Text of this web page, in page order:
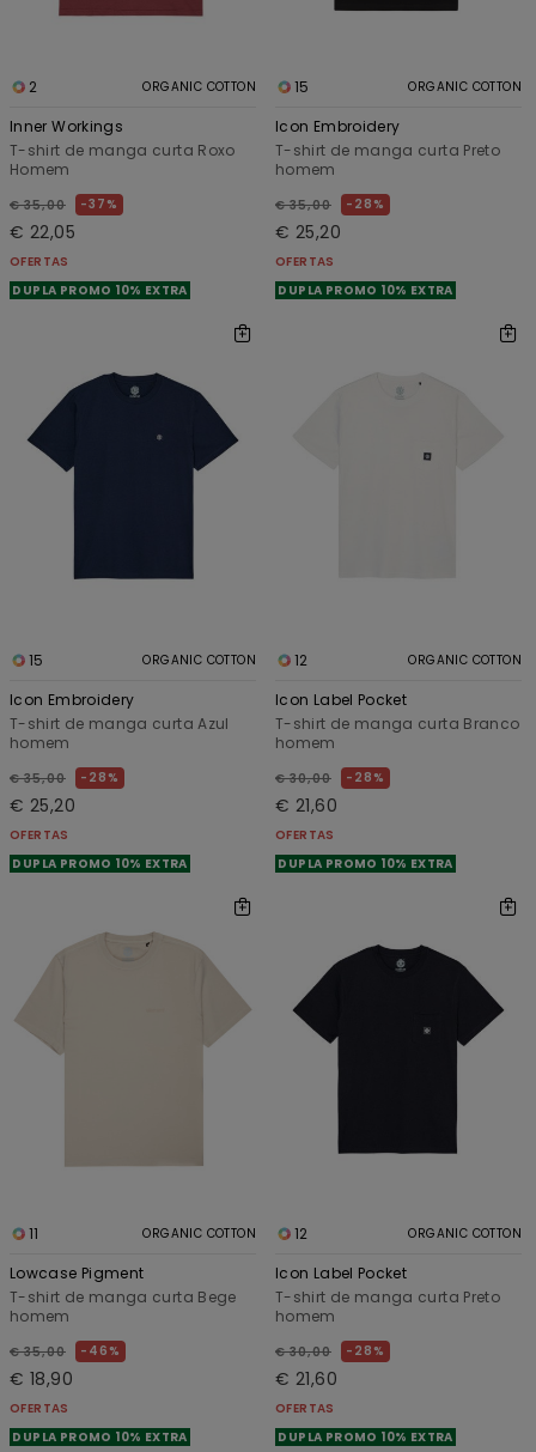
2 ORGANIC COTTON
Inner Workings
T-shirt de manga curta Roxo
Homem
€ 35,00 37%
€ 22,05
OFERTAS
DUPLA PROMO 10% EXTRA
15 ORGANIC COTTON
Icon Embroidery
T-shirt de manga curta Preto
homem
€ 35,00 28%
€ 25,20
OFERTAS
DUPLA PROMO 10% EXTRA
15 ORGANIC COTTON
Icon Embroidery
T-shirt de manga curta Azul
homem
€ 35,00 28%
€ 25,20
OFERTAS
DUPLA PROMO 10% EXTRA
12 ORGANIC COTTON
Icon Label Pocket
T-shirt de manga curta Branco
homem
€ 30,00 28%
€ 21,60
OFERTAS
DUPLA PROMO 10% EXTRA
11 ORGANIC COTTON
Lowcase Pigment
T-shirt de manga curta Bege
homem
€ 35,00 46%
€ 18,90
OFERTAS
DUPLA PROMO 10% EXTRA
12 ORGANIC COTTON
Icon Label Pocket
T-shirt de manga curta Preto
homem
€ 30,00 28%
€ 21,60
OFERTAS
DUPLA PROMO 10% EXTRA